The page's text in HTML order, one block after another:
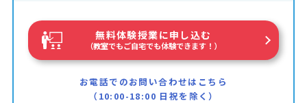
無料体験授業に申し込む
（教室でもご自宅でも体験できます！）
お電話でのお問い合わせはこちら
（10:00-18:00 日祝を除く）